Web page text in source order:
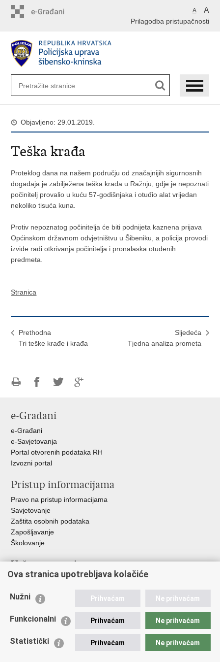
A A
Prilagodba pristupačnosti
Objavljeno: 29.01.2019.
Teška krađa
Proteklog dana na našem području od značajnijih sigurnosnih
događaja je zabilježena teška krađa u Ražnju, gdje je nepoznati
počinitelj provalio u kuću 57-godišnjaka i otuđio alat vrijedan
nekoliko tisuća kuna.
Protiv nepoznatog počinitelja će biti podnijeta kaznena prijava
Općinskom državnom odvjetništvu u Šibeniku, a policija provodi
izvide radi otkrivanja počinitelja i pronalaska otuđenih
predmeta.
Stranica
Prethodna
Tri teške krađe i krađa
Sljedeća
Tjedna analiza prometa
FacebookuTwitteru
e-Građani
e-Građani
e-Savjetovanja
Portal otvorenih podataka RH
Izvozni portal
Pristup informacijama
Pravo na pristup informacijama
Savjetovanje
Zaštita osobnih podataka
Zapošljavanje
Školovanje
Važne poveznice
Ministarstvo unutarnjih poslova
Udruge
Policijska akademija
Zaklada policijske solidarnosti
Ova stranica upotrebljava kolačiće
Nužni Prihvaćam Ne prihvaćam
Funkcionalni Prihvaćam Ne prihvaćam
Statistički Prihvaćam Ne prihvaćam